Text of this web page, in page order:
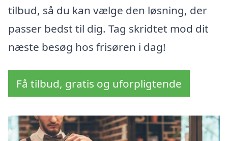
tilbud, så du kan vælge den løsning, der
passer bedst til dig. Tag skridtet mod dit
næste besøg hos frisøren i dag!
Få tilbud, gratis og uforpligtende